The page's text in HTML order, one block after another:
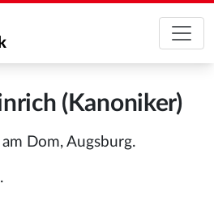
(Kanoniker)
Dom, Augsburg.
.